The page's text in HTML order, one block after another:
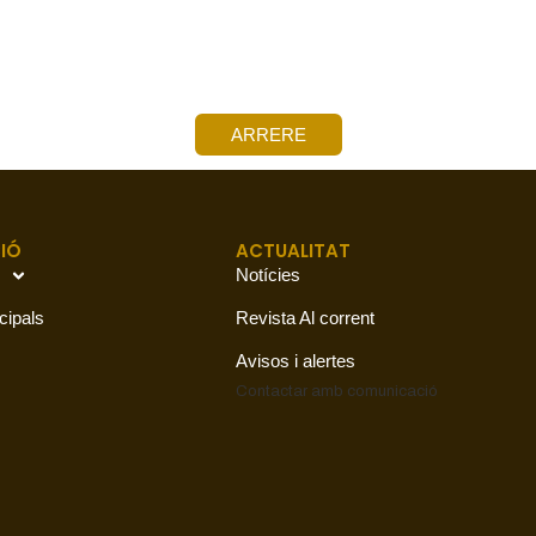
ARRERE
ACTUALITAT
Notícies
Revista Al corrent
Avisos i alertes
Contactar amb comunicació